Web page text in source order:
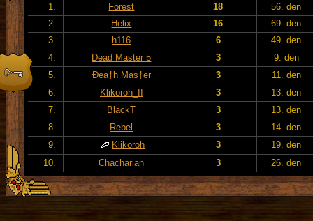
1.
Forest 18
56. den
2.
Helix 16
69. den
3.
h116 6
49. den
4.
Dead Master 5 3
9. den
5.
Đea†h Mas†er 3
11. den
6.
Klikoroh_II 3
13. den
7.
BlackT 3
13. den
8.
Rebel 3
14. den
9.
Klikoroh 3
19. den
10.
Chacharian 3 26. den